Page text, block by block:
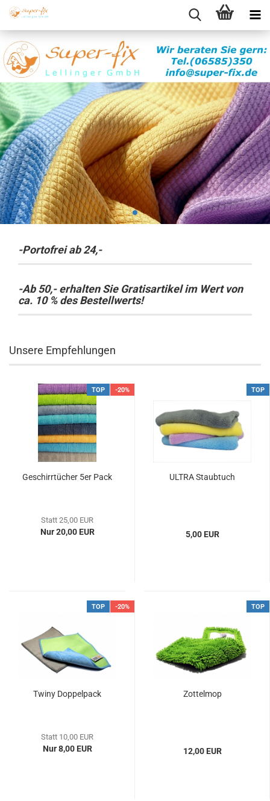
-Portofrei ab 24,-
-Ab 50,- erhalten Sie Gratisartikel im Wert von
ca. 10 % des Bestellwerts!
Unsere Empfehlungen
TOP -20%
Geschirrtücher 5er Pack
Statt 25,00 EUR
Nur 20,00 EUR
TOP
ULTRA Staubtuch
5,00 EUR
TOP -20%
Twiny Doppelpack
Statt 10,00 EUR
Nur 8,00 EUR
TOP
Zottelmop
12,00 EUR